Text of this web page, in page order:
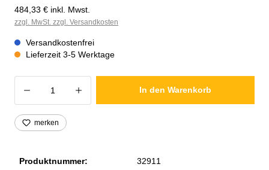
484,33 € inkl. Mwst.
zzgl. MwSt. zzgl. Versandkosten
Versandkostenfrei
Lieferzeit 3-5 Werktage
Produkt Anzahl: Gib den gewünschten
In den Warenkorb
merken
Produktnummer: 32911